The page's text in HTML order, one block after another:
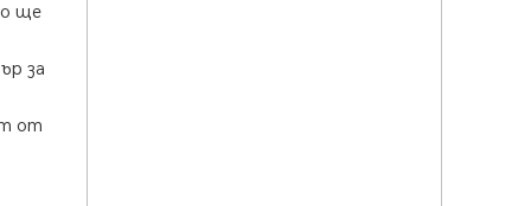
ще
за
от